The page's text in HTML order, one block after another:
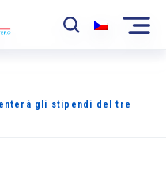
gli stipendi del tre